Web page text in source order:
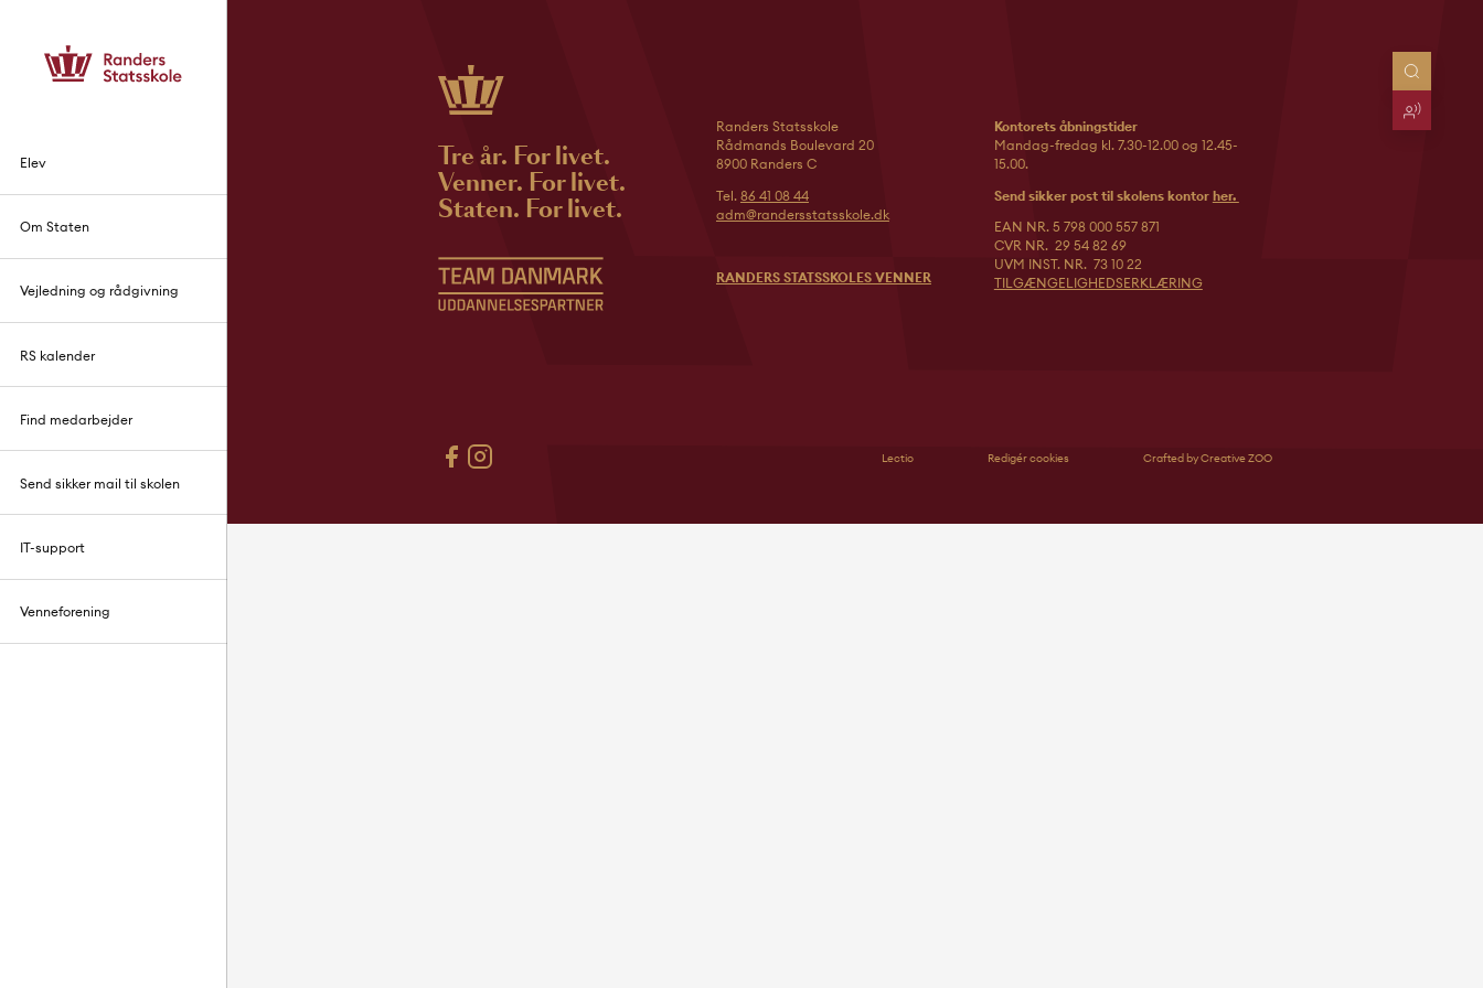
Elev
Om Staten
Vejledning og rådgivning
RS kalender
Find medarbejder
Send sikker mail til skolen
IT-support
Venneforening
Tre år. For livet.
Venner. For livet.
Staten. For livet.
Randers Statsskole
Rådmands Boulevard 20
8900 Randers C
Tel. 86 41 08 44
adm@randersstatsskole.dk
RANDERS STATSSKOLES VENNER
Kontorets åbningstider
Mandag-fredag kl. 7.30-12.00 og 12.45-
15.00.
Send sikker post til skolens kontor her.
EAN NR. 5 798 000 557 871
CVR NR. 29 54 82 69
UVM INST. NR. 73 10 22
TILGÆNGELIGHEDSERKLÆRING
Lectio Redigér cookies Crafted by Creative ZOO